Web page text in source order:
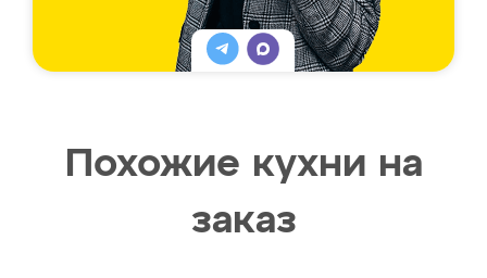
Похожие кухни на
заказ